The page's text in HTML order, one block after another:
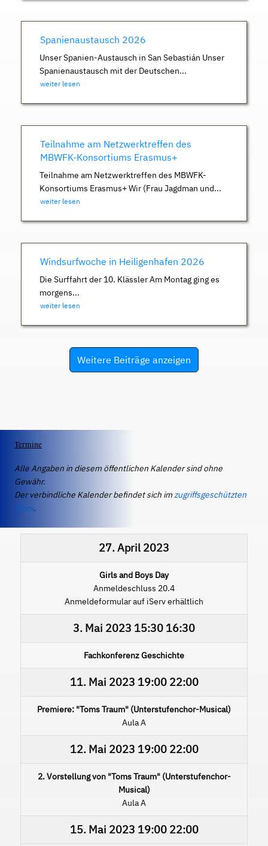
Spanienaustausch 2026
Unser Spanien-Austausch in San Sebastián Unser
Spanienaustausch mit der Deutschen...
weiter lesen
Teilnahme am Netzwerktreffen des
MBWFK-Konsortiums Erasmus+
Teilnahme am Netzwerktreffen des MBWFK-
Konsortiums Erasmus+ Wir (Frau Jagdman und...
weiter lesen
Windsurfwoche in Heiligenhafen 2026
Die Surffahrt der 10. Klässler Am Montag ging es
morgens...
weiter lesen
Weitere Beiträge anzeigen
Termine
Alle Angaben in diesem öffentlichen Kalender sind ohne
Gewähr.
Der verbindliche Kalender befindet sich imzugriffsgeschützten
IServ.
27. April 2023
Girls and Boys Day
Anmeldeschluss 20.4
Anmeldeformular auf iServ erhältlich
3. Mai 2023 15:30 16:30
Fachkonferenz Geschichte
11. Mai 2023 19:00 22:00
Premiere: "Toms Traum" (Unterstufenchor-Musical)
Aula A
12. Mai 2023 19:00 22:00
2. Vorstellung von "Toms Traum" (Unterstufenchor-
Musical)
Aula A
15. Mai 2023 19:00 22:00